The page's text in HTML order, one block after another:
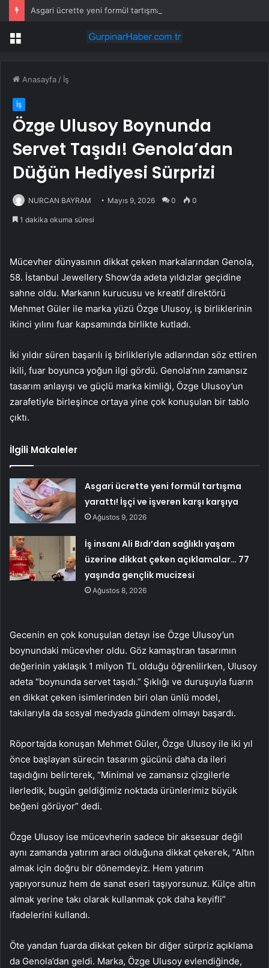
Menü
Anasayfa / İş
İş
Özge Ulusoy Boynunda
Servet Taşıdı! Genola’dan
Düğün Hediyesi Sürprizi
NURCAN BAYRAM Mayıs 9, 2026 0 0
1 dakika okuma süresi
Mücevher dünyasının dikkat çeken markalarından Genola,
58. İstanbul Jewellery Show’da adeta yıldızlar geçidine
sahne oldu. Markanın kurucusu ve kreatif direktörü
Mehmet Güler ile marka yüzü Özge Ulusoy, iş birliklerinin
ikinci yılını fuar kapsamında birlikte kutladı.
İki yıldır süren başarılı iş birlikleriyle adlarından söz ettiren
ikili, fuar boyunca yoğun ilgi gördü. Genola’nın zamansız
tasarım anlayışı ve güçlü marka kimliği, Özge Ulusoy’un
zarafetiyle birleşince ortaya yine çok konuşulan bir tablo
çıktı.
İlgili Makaleler
Asgari ücrette yeni formül tartışma
yarattı! İşçi ve işveren karşı karşıya
Ağustos 9, 2026
İş insanı Ali Bıdı’dan sağlıklı yaşam
üzerine dikkat çeken açıklamalar… 77
yaşında gençlik mucizesi
Ağustos 8, 2026
Gecenin en çok konuşulan detayı ise Özge Ulusoy’un
boynundaki mücevher oldu. Göz kamaştıran tasarımın
değerinin yaklaşık 1 milyon TL olduğu öğrenilirken, Ulusoy
adeta “boynunda servet taşıdı.” Şıklığı ve duruşuyla fuarın
en dikkat çeken isimlerinden biri olan ünlü model,
takılarıyla da sosyal medyada gündem olmayı başardı.
Röportajda konuşan Mehmet Güler, Özge Ulusoy ile iki yıl
önce başlayan sürecin tasarım gücünü daha da ileri
taşıdığını belirterek, “Minimal ve zamansız çizgilerle
ilerledik, bugün geldiğimiz noktada ürünlerimiz büyük
beğeni görüyor” dedi.
Özge Ulusoy ise mücevherin sadece bir aksesuar değil
aynı zamanda yatırım aracı olduğuna dikkat çekerek, “Altın
almak için doğru bir dönemdeyiz. Hem yatırım
yapıyorsunuz hem de sanat eseri taşıyorsunuz. Külçe altın
almak yerine takı olarak kullanmak çok daha keyifli”
ifadelerini kullandı.
Öte yandan fuarda dikkat çeken bir diğer sürpriz açıklama
da Genola’dan geldi. Marka, Özge Ulusoy evlendiğinde,